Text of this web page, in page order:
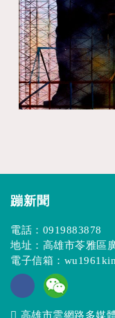
蹦新聞
電話： 0919883878
地址：高雄市苓雅區
電子信箱：
高雄市雲網路多媒